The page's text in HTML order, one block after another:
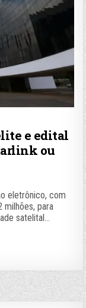
e edital
ou
eletrônico, com
milhões, para
satelital…